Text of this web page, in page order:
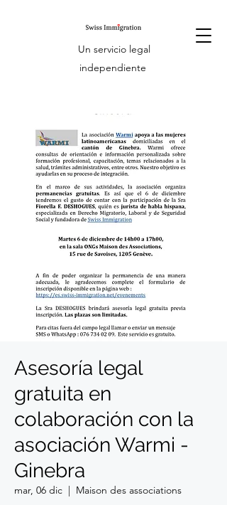
Un servicio legal
independiente
Asesoría legal
gratuita en
colaboración con la
asociación Warmi -
Ginebra
mar, 06 dic
  |
Maison des associations